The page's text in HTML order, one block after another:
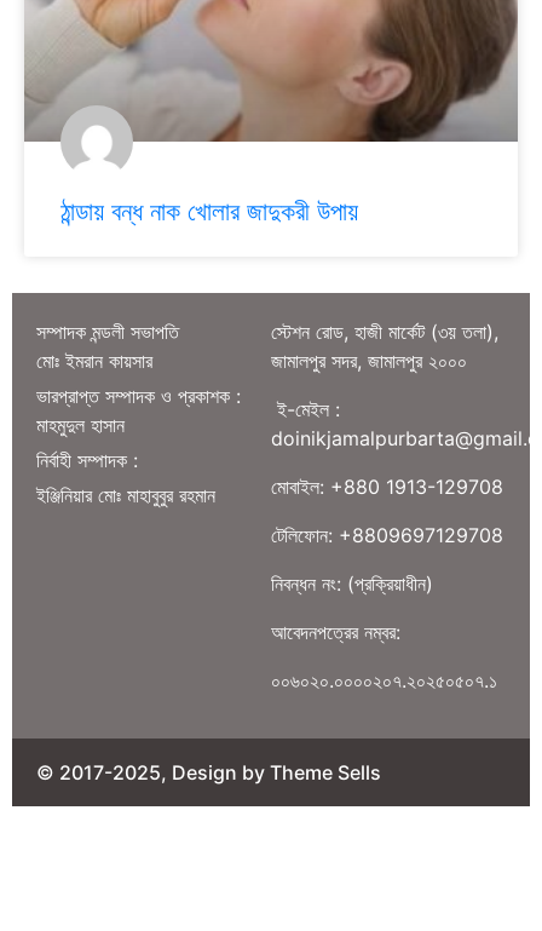
ঠান্ডায় বন্ধ নাক খোলার জাদুকরী উপায়
সম্পাদক মন্ডলী সভাপতি
মোঃ ইমরান কায়সার
ভারপ্রাপ্ত সম্পাদক ও প্রকাশক :
মাহমুদুল হাসান
নির্বাহী সম্পাদক :
ইঞ্জিনিয়ার মোঃ মাহাবুবুর রহমান
স্টেশন রোড, হাজী মার্কেট (৩য় তলা),
জামালপুর সদর, জামালপুর ২০০০
ই-মেইল :
মোবাইল: +880 1913-129708
টেলিফোন: +8809697129708
নিবন্ধন নং: (প্রক্রিয়াধীন)
আবেদনপত্রের নম্বর:
০০৬০২০.০০০০২০৭.২০২৫০৫০৭.১
© 2017-2025, Design by Theme Sells